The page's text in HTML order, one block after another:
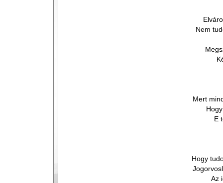
Nem
Mert
E
Hogy
Az